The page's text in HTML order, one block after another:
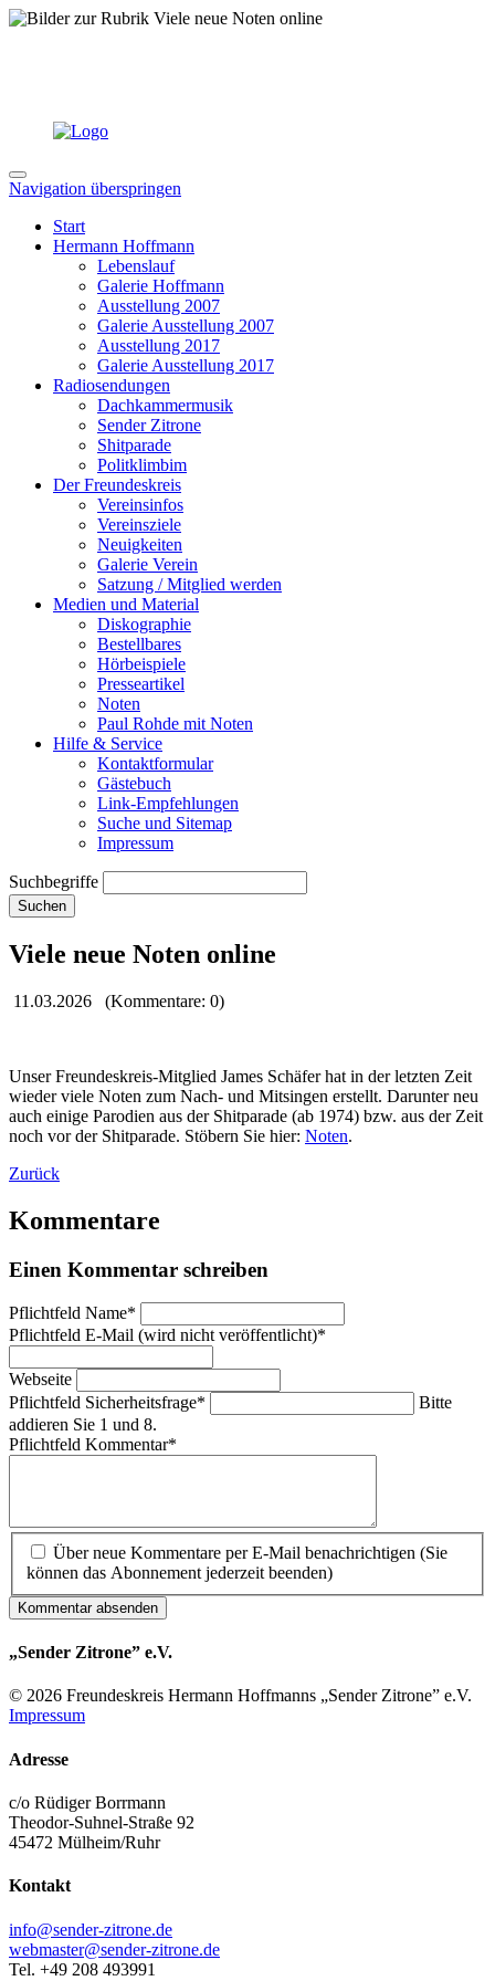
Navigation überspringen
Start
Hermann Hoffmann
Lebenslauf
Galerie Hoffmann
Ausstellung 2007
Galerie Ausstellung 2007
Ausstellung 2017
Galerie Ausstellung 2017
Radiosendungen
Dachkammermusik
Sender Zitrone
Shitparade
Politklimbim
Der Freundeskreis
Vereinsinfos
Vereinsziele
Neuigkeiten
Galerie Verein
Satzung / Mitglied werden
Medien und Material
Diskographie
Bestellbares
Hörbeispiele
Presseartikel
Noten
Paul Rohde mit Noten
Hilfe & Service
Kontaktformular
Gästebuch
Link-Empfehlungen
Suche und Sitemap
Impressum
Suchbegriffe
Suchen
Viele neue Noten online
11.03.2026 (Kommentare: 0)
Unser Freundeskreis-Mitglied James Schäfer hat in der letzten Zeit
wieder viele Noten zum Nach- und Mitsingen erstellt. Darunter neu
auch einige Parodien aus der Shitparade (ab 1974) bzw. aus der Zeit
noch vor der Shitparade. Stöbern Sie hier: Noten.
Zurück
Kommentare
Einen Kommentar schreiben
Pflichtfeld Name*
Pflichtfeld E-Mail (wird nicht veröffentlicht)*
Webseite
Pflichtfeld Sicherheitsfrage*
Bitte
addieren Sie 1 und 8.
Pflichtfeld Kommentar*
Über neue Kommentare per E-Mail benachrichtigen (Sie
können das Abonnement jederzeit beenden)
Kommentar absenden
„Sender Zitrone” e.V.
© 2026 Freundes­kreis Her­mann Hoff­manns „Sender Zitrone” e.V.
Impressum
Adresse
c/o Rüdiger Borrmann
Theodor-Suhnel-Straße 92
45472 Mülheim/Ruhr
Kontakt
info@sender-zitrone.de
webmaster@sender-zitrone.de
Tel. +49 208 493991